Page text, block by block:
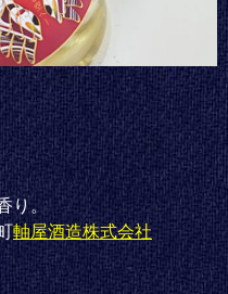
り。
軸屋酒造株式会社